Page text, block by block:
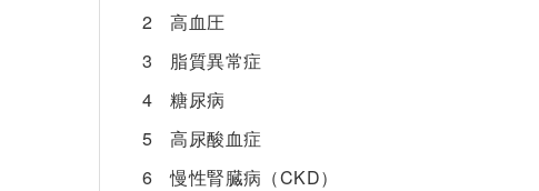
2 高血圧
3 脂質異常症
4 糖尿病
5 高尿酸血症
6 慢性腎臓病（CKD）